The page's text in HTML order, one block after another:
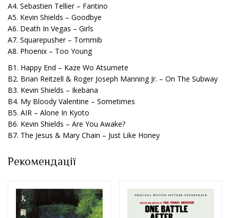
A4. Sebastien Tellier – Fantino
A5. Kevin Shields – Goodbye
A6. Death In Vegas – Girls
A7. Squarepusher – Tommib
A8. Phoenix – Too Young
B1. Happy End – Kaze Wo Atsumete
B2. Brian Reitzell & Roger Joseph Manning Jr. – On The Subway
B3. Kevin Shields – Ikebana
B4. My Bloody Valentine – Sometimes
B5. AIR – Alone In Kyoto
B6. Kevin Shields – Are You Awake?
B7. The Jesus & Mary Chain – Just Like Honey
Рекомендації